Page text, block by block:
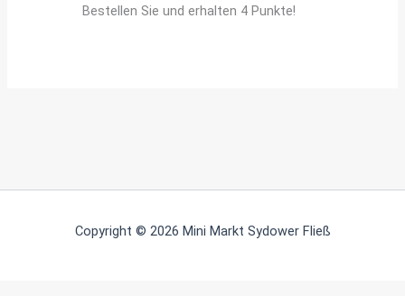
Bestellen Sie und erhalten 4 Punkte!
Copyright © 2026 Mini Markt Sydower Fließ